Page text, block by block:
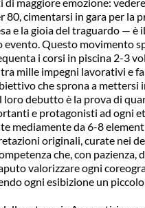
80, cimentarsi in gara per la
e la gioia del traguardo — è
evento. Questo movimento
i corsi in piscina 2-3
mille impegni lavorativi e
che sprona a mettersi
loro debutto è la prova di
e protagonisti ad ogni
mediamente da 6-8
originali, curate nei
che, con pazienza,
valorizzare ogni
ogni esibizione un